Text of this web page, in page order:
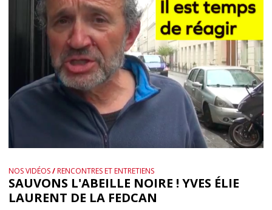
NOS VIDÉOS/RENCONTRES ET ENTRETIENS
SAUVONS L'ABEILLE NOIRE ! YVES ÉLIE
LAURENT DE LA FEDCAN